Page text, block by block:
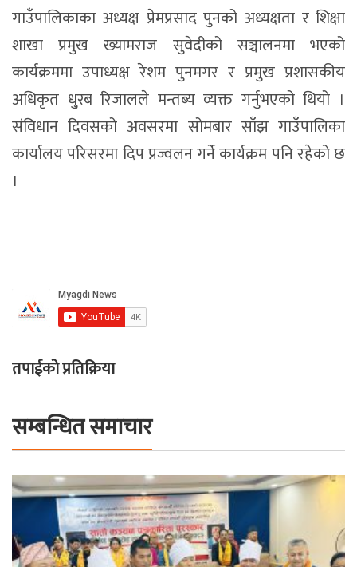
गाउँपालिकाका अध्यक्ष प्रेमप्रसाद पुनको अध्यक्षता र शिक्षा
शाखा प्रमुख ख्यामराज सुवेदीको सञ्चालनमा भएको
कार्यक्रममा उपाध्यक्ष रेशम पुनमगर र प्रमुख प्रशासकीय
अधिकृत धु्रब रिजालले मन्तब्य व्यक्त गर्नुभएको थियो ।
संविधान दिवसको अवसरमा सोमबार साँझ गाउँपालिका
कार्यालय परिसरमा दिप प्रज्वलन गर्ने कार्यक्रम पनि रहेको छ
।
तपाईको प्रतिक्रिया
सम्बन्धित समाचार